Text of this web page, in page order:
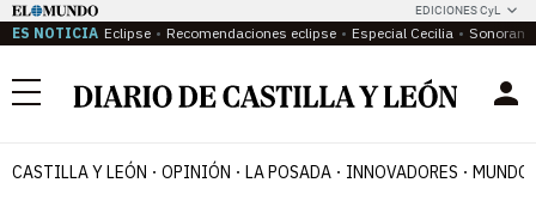
EDICIONES CyL
ES NOTICIA Eclipse Recomendaciones eclipse Especial Cecilia
Menú
CASTILLA Y LEÓN OPINIÓN LA POSADA INNOVADORES MUNDO